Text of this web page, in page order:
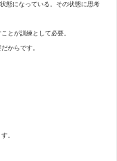
の火を利用した稽古
_左右のバランス
演奏ライブ
しました
ノームは使ってはいけ
態になっている。その状態に思考
とが訓練として必要。
からです。
。